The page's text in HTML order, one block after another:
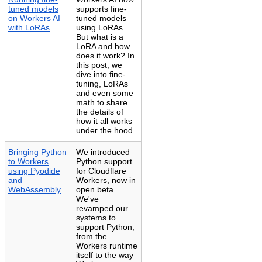
tuned models
on Workers AI
with LoRAs
supports fine-
tuned models
using LoRAs.
But what is a
LoRA and how
does it work? In
this post, we
dive into fine-
tuning, LoRAs
and even some
math to share
the details of
how it all works
under the hood.
Bringing Python
to Workers
using Pyodide
and
WebAssembly
We introduced
Python support
for Cloudflare
Workers, now in
open beta.
We've
revamped our
systems to
support Python,
from the
Workers runtime
itself to the way